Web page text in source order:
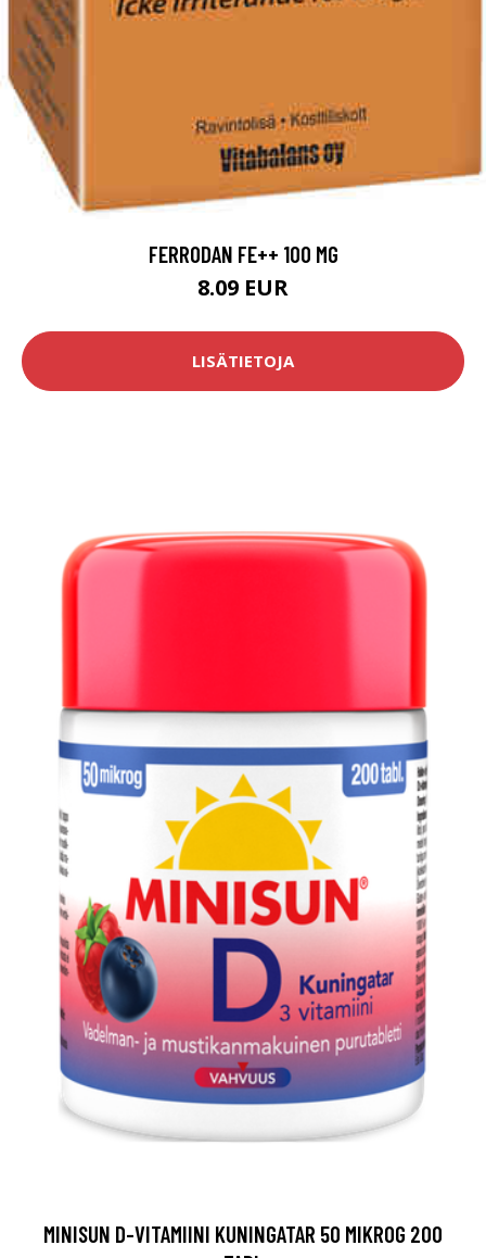
FERRODAN FE++ 100 MG
8.09 EUR
LISÄTIETOJA
MINISUN D-VITAMIINI KUNINGATAR 50 MIKROG 200